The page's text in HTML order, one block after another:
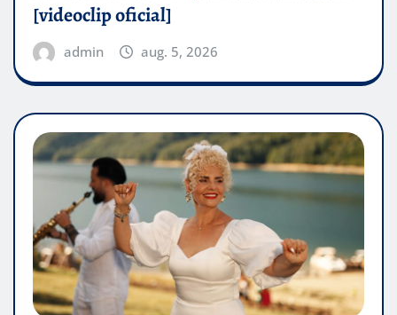
[videoclip oficial]
admin aug. 5, 2026